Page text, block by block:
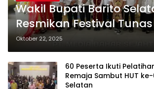
‎Wakil Bupati Barito
Resmikan Festival
Ibu 2025
Oktober 22, 2025
60 Peserta Ikuti
Remaja Sambut HUT
Selatan